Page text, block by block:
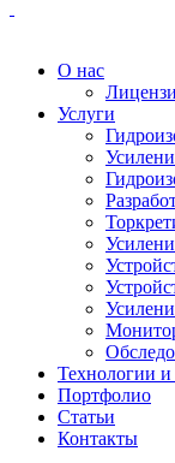
О нас
Услуги
Технологии
Портфолио
Статьи
Контакты